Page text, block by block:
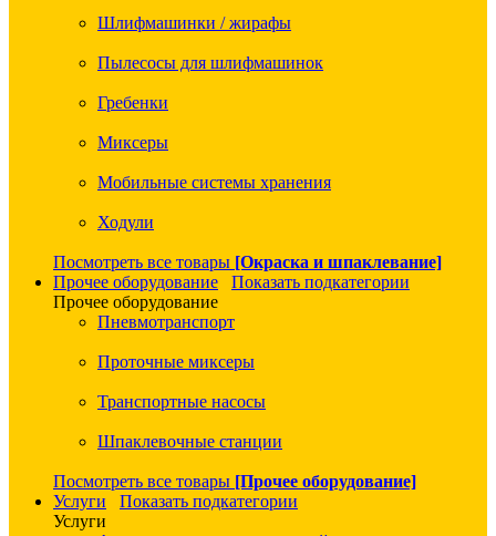
Шлифмашинки / жирафы
Пылесосы для шлифмашинок
Гребенки
Миксеры
Мобильные системы хранения
Ходули
Посмотреть все товары [Окраска и шпаклевание]
Прочее оборудование
Показать подкатегории
Прочее оборудование
Пневмотранспорт
Проточные миксеры
Транспортные насосы
Шпаклевочные станции
Посмотреть все товары [Прочее оборудование]
Услуги
Показать подкатегории
Услуги